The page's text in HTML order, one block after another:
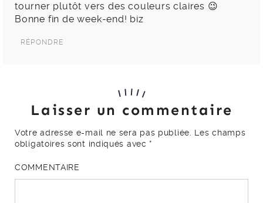
tourner plutôt vers des couleurs claires 😉
Bonne fin de week-end! biz
RÉPONDRE
Laisser un commentaire
Votre adresse e-mail ne sera pas publiée.
Les champs
obligatoires sont indiqués avec *
COMMENTAIRE